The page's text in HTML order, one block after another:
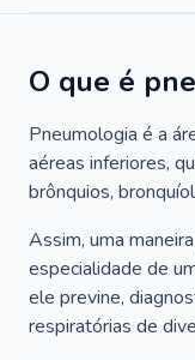
O que é
Pneumologia é a
aéreas inferiores,
brônquios,
Assim, uma
especialidade de
ele previne,
respiratórias de